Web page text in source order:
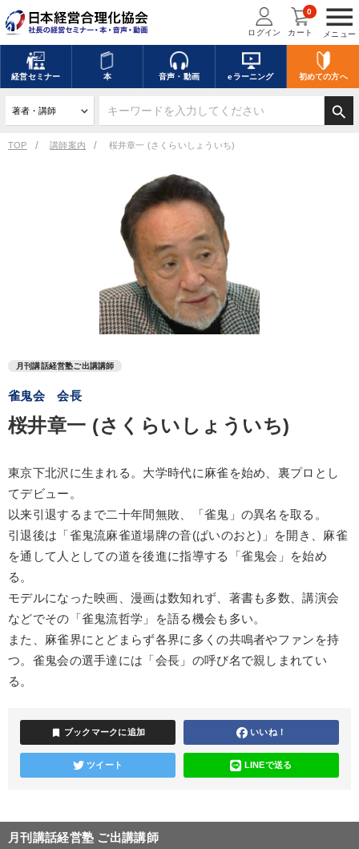
menu
メニュー
ログイン カート
0
経営セミナー 本 音声・動画 eラーニング 初めての方へ
search
TOP 講師案内 桜井章一 (さくらいしょういち)
月刊講話経営塾ご出講講師
雀鬼会 会長
桜井章一 (さくらいしょういち)
東京下北沢に生まれる。大学時代に麻雀を始め、裏プロとし
てデビュー。
以来引退するまで二十年間無敗、「雀鬼」の異名を取る。
引退後は「雀鬼流麻雀道場牌の音(ぱいのおと)」を開き、麻雀
を通して人としての道を後進に指導する「雀鬼会」を始め
る。
モデルになった映画、漫画は数知れず、著書も多数、講演会
などでその「雀鬼流哲学」を語る機会も多い。
また、麻雀界にとどまらず各界に多くの共鳴者やファンを持
つ。雀鬼会の選手達には「会長」の呼び名で親しまれてい
る。
bookmark ブックマークに追加 いいね！
ツイート LINEで送る
月刊講話経営塾 ご出講講師